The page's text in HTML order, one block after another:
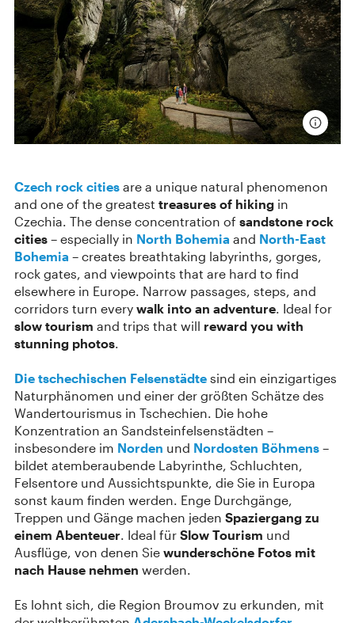
Czech rock cities are a unique natural phenomenon
and one of the greatest treasures of hiking in
Czechia. The dense concentration of sandstone rock
cities – especially in North Bohemia and North-East
Bohemia – creates breathtaking labyrinths, gorges,
rock gates, and viewpoints that are hard to find
elsewhere in Europe. Narrow passages, steps, and
corridors turn every walk into an adventure. Ideal for
slow tourism and trips that will reward you with
stunning photos.
Die tschechischen Felsenstädte sind ein einzigartiges
Naturphänomen und einer der größten Schätze des
Wandertourismus in Tschechien. Die hohe
Konzentration an Sandsteinfelsenstädten –
insbesondere im Norden und Nordosten Böhmens –
bildet atemberaubende Labyrinthe, Schluchten,
Felsentore und Aussichtspunkte, die Sie in Europa
sonst kaum finden werden. Enge Durchgänge,
Treppen und Gänge machen jeden Spaziergang zu
einem Abenteuer. Ideal für Slow Tourism und
Ausflüge, von denen Sie wunderschöne Fotos mit
nach Hause nehmen werden.
Es lohnt sich, die Region Broumov zu erkunden, mit